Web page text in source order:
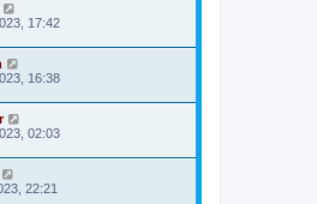
17:42
16:38
02:03
22:21